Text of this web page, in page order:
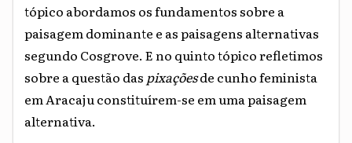
tópico abordamos os fundamentos sobre a
paisagem dominante e as paisagens alternativas
segundo Cosgrove. E no quinto tópico refletimos
sobre a questão das pixaçõesde cunho feminista
em Aracaju constituírem-se em uma paisagem
alternativa.